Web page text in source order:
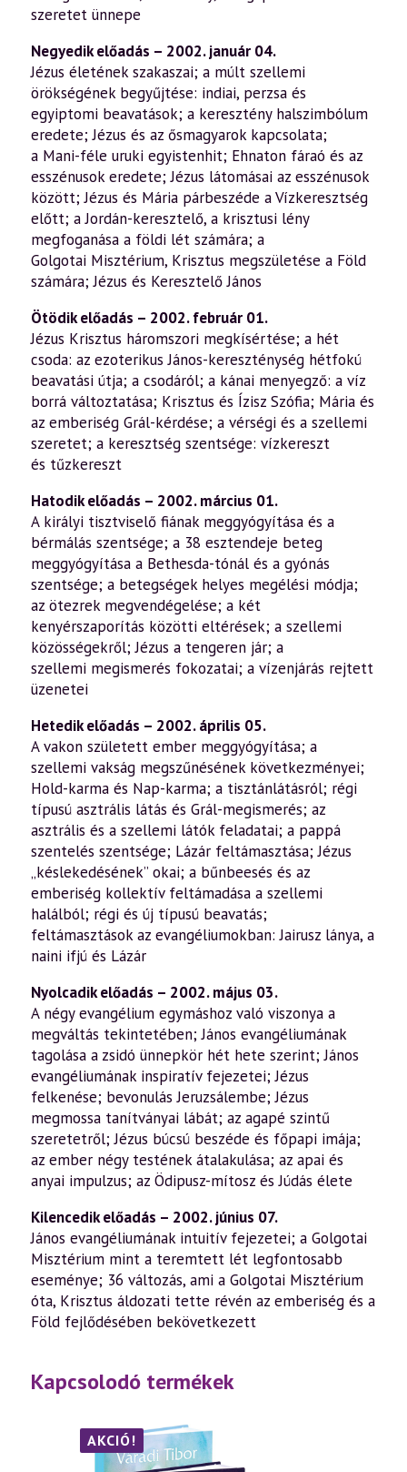
szeretet ünnepe
Negyedik előadás – 2002. január 04.
Jézus életének szakaszai; a múlt szellemi
örökségének begyűjtése: indiai, perzsa és
egyiptomi beavatások; a keresztény halszimbólum
eredete; Jézus és az ősmagyarok kapcsolata;
a Mani-féle uruki egyistenhit; Ehnaton fáraó és az
esszénusok eredete; Jézus látomásai az esszénusok
között; Jézus és Mária párbeszéde a Vízkeresztség
előtt; a Jordán-keresztelő, a krisztusi lény
megfoganása a földi lét számára; a
Golgotai Misztérium, Krisztus megszületése a Föld
számára; Jézus és Keresztelő János
Ötödik előadás – 2002. február 01.
Jézus Krisztus háromszori megkísértése; a hét
csoda: az ezoterikus János-kereszténység hétfokú
beavatási útja; a csodáról; a kánai menyegző: a víz
borrá változtatása; Krisztus és Ízisz Szófia; Mária és
az emberiség Grál-kérdése; a vérségi és a szellemi
szeretet; a keresztség szentsége: vízkereszt
és tűzkereszt
Hatodik előadás – 2002. március 01.
A királyi tisztviselő fiának meggyógyítása és a
bérmálás szentsége; a 38 esztendeje beteg
meggyógyítása a Bethesda-tónál és a gyónás
szentsége; a betegségek helyes megélési módja;
az ötezrek megvendégelése; a két
kenyérszaporítás közötti eltérések; a szellemi
közösségekről; Jézus a tengeren jár; a
szellemi megismerés fokozatai; a vízenjárás rejtett
üzenetei
Hetedik előadás – 2002. április 05.
A vakon született ember meggyógyítása; a
szellemi vakság megszűnésének következményei;
Hold-karma és Nap-karma; a tisztánlátásról; régi
típusú asztrális látás és Grál-megismerés; az
asztrális és a szellemi látók feladatai; a pappá
szentelés szentsége; Lázár feltámasztása; Jézus
„késlekedésének” okai; a bűnbeesés és az
emberiség kollektív feltámadása a szellemi
halálból; régi és új típusú beavatás;
feltámasztások az evangéliumokban: Jairusz lánya, a
naini ifjú és Lázár
Nyolcadik előadás – 2002. május 03.
A négy evangélium egymáshoz való viszonya a
megváltás tekintetében; János evangéliumának
tagolása a zsidó ünnepkör hét hete szerint; János
evangéliumának inspiratív fejezetei; Jézus
felkenése; bevonulás Jeruzsálembe; Jézus
megmossa tanítványai lábát; az agapé szintű
szeretetről; Jézus búcsú beszéde és főpapi imája;
az ember négy testének átalakulása; az apai és
anyai impulzus; az Ödipusz-mítosz és Júdás élete
Kilencedik előadás – 2002. június 07.
János evangéliumának intuitív fejezetei; a Golgotai
Misztérium mint a teremtett lét legfontosabb
eseménye; 36 változás, ami a Golgotai Misztérium
óta, Krisztus áldozati tette révén az emberiség és a
Föld fejlődésében bekövetkezett
Kapcsolodó termékek
AKCIÓ!